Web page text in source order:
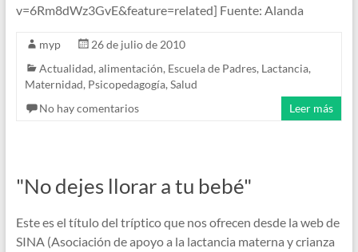
v=6Rm8dWz3GvE&feature=related] Fuente: Alanda
myp
26 de julio de 2010
Actualidad, alimentación, Escuela de Padres, Lactancia,
Maternidad, Psicopedagogía, Salud
No hay comentarios
Leer más
"No dejes llorar a tu bebé"
Este es el título del tríptico que nos ofrecen desde la web de
SINA (Asociación de apoyo a la lactancia materna y crianza